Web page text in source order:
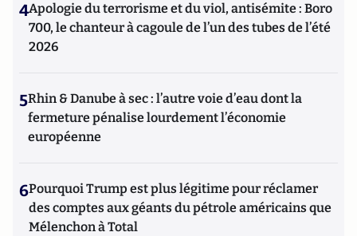
4Apologie du terrorisme et du viol, antisémite : Boro
700, le chanteur à cagoule de l’un des tubes de l’été
2026
5Rhin & Danube à sec : l’autre voie d’eau dont la
fermeture pénalise lourdement l’économie
européenne
6Pourquoi Trump est plus légitime pour réclamer
des comptes aux géants du pétrole américains que
Mélenchon à Total